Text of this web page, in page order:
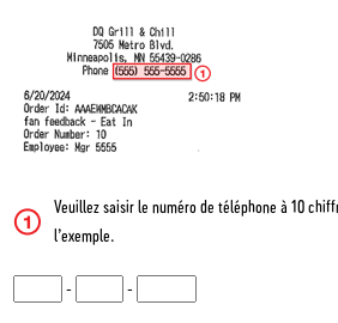
Veuillez saisir le numéro de téléphone à 10
l’exemple.
- -